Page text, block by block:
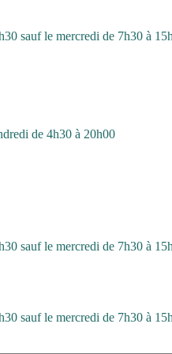
sauf le mercredi de 7h30 à
de 4h30 à 20h00
sauf le mercredi de 7h30 à
sauf le mercredi de 7h30 à